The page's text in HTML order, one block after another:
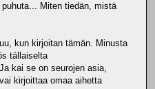
Miten tiedän, mistä
kun kirjoitan tämän. Minusta
tällaiselta
kai se on seurojen asia,
kirjoittaa omaa aihetta